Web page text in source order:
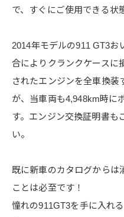
で、すぐにご使用できる状
2014年モデルの911 GT3お
合によりクランクケースに
されたエンジンを全車換装
が、当車両も4,948km時に
す。エンジン交換証明書も
い。
既に新車のカタログからは
ことは必至です！
憧れの911GT3を手に入れ